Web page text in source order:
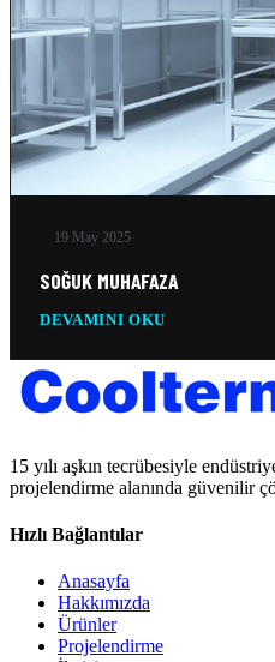
19 May 2025
SOĞUK MUHAFAZA
DEVAMINI OKU
15 yılı aşkın tecrübesiyle
projelendirme alanında güvenilir
Hızlı Bağlantılar
Anasayfa
Hakkımızda
Ürünler
Projelendirme